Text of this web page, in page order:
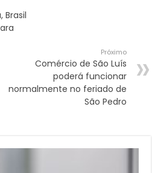
Brasil
Próximo
Comércio de São Luís
poderá funcionar
normalmente no feriado de
São Pedro